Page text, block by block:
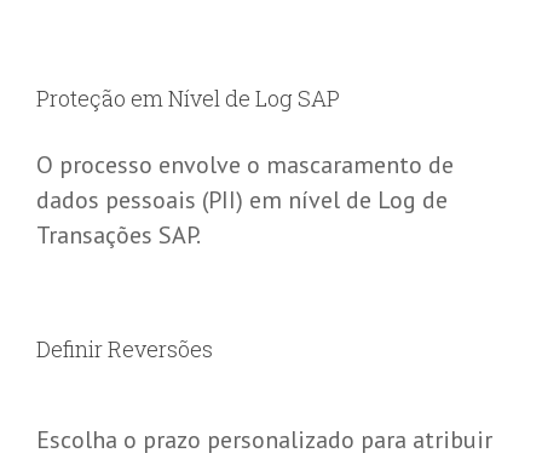
Proteção em Nível de Log SAP
O processo envolve o mascaramento de
dados pessoais (PII) em nível de Log de
Transações SAP.
Definir Reversões
Escolha o prazo personalizado para atribuir